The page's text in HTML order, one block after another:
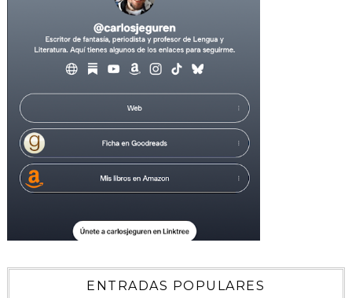
ENTRADAS POPULARES